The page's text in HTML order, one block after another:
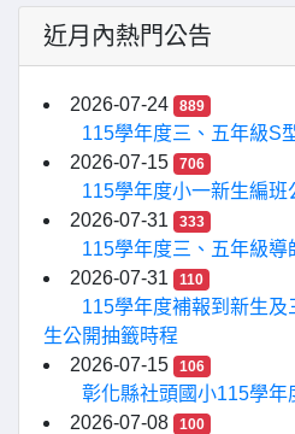
近月內熱門公告
2026-07-24 889
115學年度三、五年級S
2026-07-15
706
115學年度小一新生編班
2026-07-31
333
115學年度三、五年級導
2026-07-31
110
115學年度補報到新生及
生公開抽籤時程
2026-07-15
106
彰化縣社頭國小115學年
2026-07-08
100